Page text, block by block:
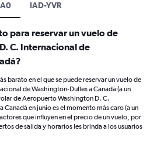
IAD-YVR
para reservar un vuelo de
C. Internacional de
barato en el que se puede reservar un vuelo de
de Washington-Dulles a Canadá (a un
de Aeropuerto Washington D. C.
en junio es el momento más caro (a un
que influyen en el precio de un vuelo, por
de salida y horarios les brinda a los usuarios